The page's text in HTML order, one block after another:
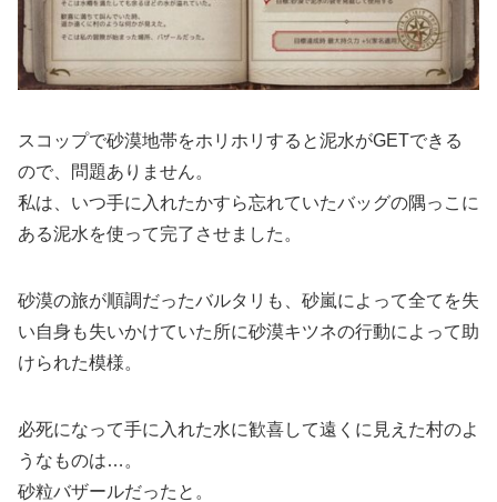
スコップで砂漠地帯をホリホリすると泥水がGETできる
ので、問題ありません。
私は、いつ手に入れたかすら忘れていたバッグの隅っこに
ある泥水を使って完了させました。
砂漠の旅が順調だったバルタリも、砂嵐によって全てを失
い自身も失いかけていた所に砂漠キツネの行動によって助
けられた模様。
必死になって手に入れた水に歓喜して遠くに見えた村のよ
うなものは…。
砂粒バザールだったと。